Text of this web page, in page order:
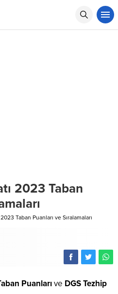
2023 Taban
Taban Puanları ve Sıralamaları
Puanlarıve DGS Tezhip